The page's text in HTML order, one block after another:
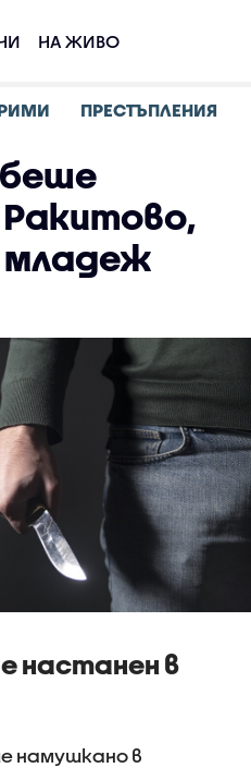
НА ЖИВО
ПРЕСТЪПЛЕНИЯ
младеж
настанен в
намушкано в